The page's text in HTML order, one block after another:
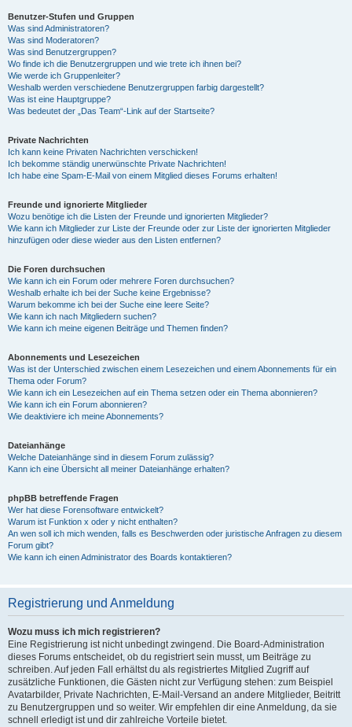
Benutzer-Stufen und Gruppen
Was sind Administratoren?
Was sind Moderatoren?
Was sind Benutzergruppen?
Wo finde ich die Benutzergruppen und wie trete ich ihnen bei?
Wie werde ich Gruppenleiter?
Weshalb werden verschiedene Benutzergruppen farbig dargestellt?
Was ist eine Hauptgruppe?
Was bedeutet der „Das Team“-Link auf der Startseite?
Private Nachrichten
Ich kann keine Privaten Nachrichten verschicken!
Ich bekomme ständig unerwünschte Private Nachrichten!
Ich habe eine Spam-E-Mail von einem Mitglied dieses Forums erhalten!
Freunde und ignorierte Mitglieder
Wozu benötige ich die Listen der Freunde und ignorierten Mitglieder?
Wie kann ich Mitglieder zur Liste der Freunde oder zur Liste der ignorierten Mitglieder
hinzufügen oder diese wieder aus den Listen entfernen?
Die Foren durchsuchen
Wie kann ich ein Forum oder mehrere Foren durchsuchen?
Weshalb erhalte ich bei der Suche keine Ergebnisse?
Warum bekomme ich bei der Suche eine leere Seite?
Wie kann ich nach Mitgliedern suchen?
Wie kann ich meine eigenen Beiträge und Themen finden?
Abonnements und Lesezeichen
Was ist der Unterschied zwischen einem Lesezeichen und einem Abonnements für ein
Thema oder Forum?
Wie kann ich ein Lesezeichen auf ein Thema setzen oder ein Thema abonnieren?
Wie kann ich ein Forum abonnieren?
Wie deaktiviere ich meine Abonnements?
Dateianhänge
Welche Dateianhänge sind in diesem Forum zulässig?
Kann ich eine Übersicht all meiner Dateianhänge erhalten?
phpBB betreffende Fragen
Wer hat diese Forensoftware entwickelt?
Warum ist Funktion x oder y nicht enthalten?
An wen soll ich mich wenden, falls es Beschwerden oder juristische Anfragen zu diesem
Forum gibt?
Wie kann ich einen Administrator des Boards kontaktieren?
Registrierung und Anmeldung
Wozu muss ich mich registrieren?
Eine Registrierung ist nicht unbedingt zwingend. Die Board-Administration
dieses Forums entscheidet, ob du registriert sein musst, um Beiträge zu
schreiben. Auf jeden Fall erhältst du als registriertes Mitglied Zugriff auf
zusätzliche Funktionen, die Gästen nicht zur Verfügung stehen: zum Beispiel
Avatarbilder, Private Nachrichten, E-Mail-Versand an andere Mitglieder, Beitritt
zu Benutzergruppen und so weiter. Wir empfehlen dir eine Anmeldung, da sie
schnell erledigt ist und dir zahlreiche Vorteile bietet.